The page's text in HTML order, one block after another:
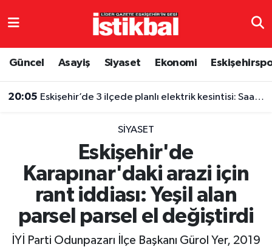
Güncel Asayiş Siyaset Ekonomi
20:05 Eskişehir’de 3 ilçede planlı elektrik kesintisi: Saatler belli oldu
SIYASET
Eskişehir'de
Karapınar'daki arazi için
rant iddiası: Yeşil alan
parsel parsel el değiştirdi
İYİ Parti Odunpazarı İlçe Başkanı Gürol Yer, 2019
Eskişehirspor
Spor
Eğitim
Eskişehir Nöbetçi Eczaneler
TFF 3.Lig 4.Grup Puan Durumu ve Fikstür
Tüm Manşetler
Son Dakika Haberleri